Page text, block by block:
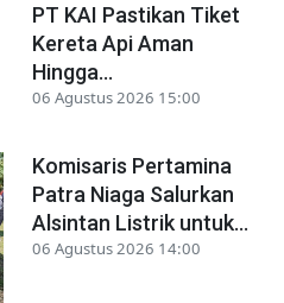
PT KAI Pastikan Tiket
Kereta Api Aman
Hingga...
06 Agustus 2026 15:00
Komisaris Pertamina
Patra Niaga Salurkan
Alsintan Listrik untuk...
06 Agustus 2026 14:00